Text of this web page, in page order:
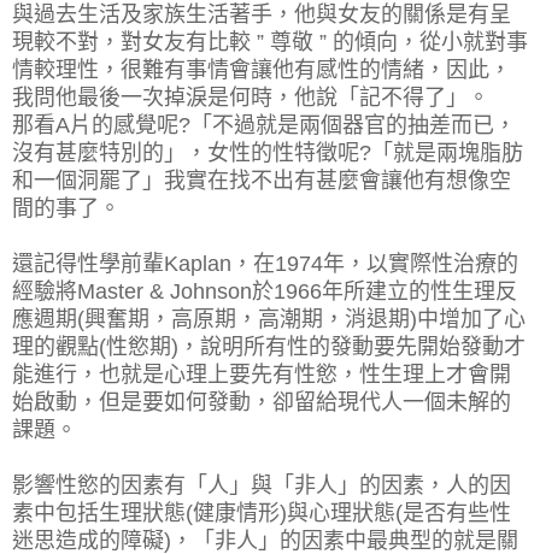
與過去生活及家族生活著手，他與女友的關係是有呈
現較不對，對女友有比較 ” 尊敬 ” 的傾向，從小就對事
情較理性，很難有事情會讓他有感性的情緒，因此，
我問他最後一次掉淚是何時，他說「記不得了」。
那看A片的感覺呢?「不過就是兩個器官的抽差而已，
沒有甚麼特別的」，女性的性特徵呢?「就是兩塊脂肪
和一個洞罷了」我實在找不出有甚麼會讓他有想像空
間的事了。
還記得性學前輩Kaplan，在1974年，以實際性治療的
經驗將Master & Johnson於1966年所建立的性生理反
應週期(興奮期，高原期，高潮期，消退期)中增加了心
理的觀點(性慾期)，說明所有性的發動要先開始發動才
能進行，也就是心理上要先有性慾，性生理上才會開
始啟動，但是要如何發動，卻留給現代人一個未解的
課題。
影響性慾的因素有「人」與「非人」的因素，人的因
素中包括生理狀態(健康情形)與心理狀態(是否有些性
迷思造成的障礙)，「非人」的因素中最典型的就是關